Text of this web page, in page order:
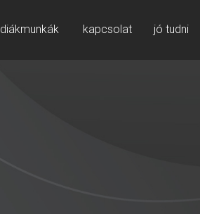
diákmunkák kapcsolat jó tudni